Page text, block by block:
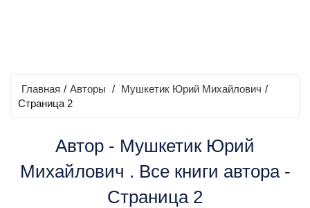
Главная / Авторы / Мушкетик Юрий Михайлович /
Страница 2
Автор - Мушкетик Юрий
Михайлович . Все книги автора -
Страница 2